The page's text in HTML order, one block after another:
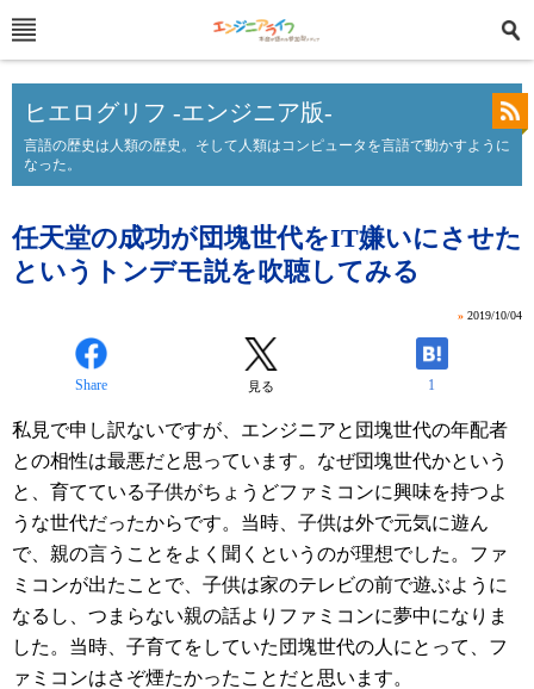
ヒエログリフ -エンジニア版-
言語の歴史は人類の歴史。そして人類はコンピュータを言語で動かすように
なった。
任天堂の成功が団塊世代をIT嫌いにさせた
というトンデモ説を吹聴してみる
» 2019/10/04
Share 見る 1
私見で申し訳ないですが、エンジニアと団塊世代の年配者
との相性は最悪だと思っています。なぜ団塊世代かという
と、育てている子供がちょうどファミコンに興味を持つよ
うな世代だったからです。当時、子供は外で元気に遊ん
で、親の言うことをよく聞くというのが理想でした。ファ
ミコンが出たことで、子供は家のテレビの前で遊ぶように
なるし、つまらない親の話よりファミコンに夢中になりま
した。当時、子育てをしていた団塊世代の人にとって、フ
ァミコンはさぞ煙たかったことだと思います。